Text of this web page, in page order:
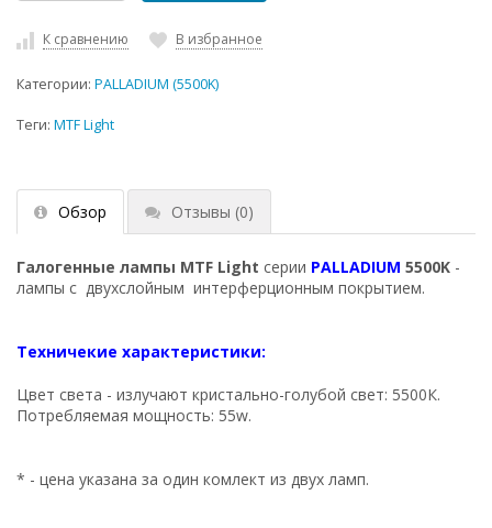
К сравнению В избранное
Категории: PALLADIUM (5500K)
Теги: MTF Light
Обзор Отзывы (0)
Галогенные лампы MTF Light серии PALLADIUM 5500K -
лампы с двухслойным интерферционным покрытием.
Техничекие характеристики:
Цвет света - излучают кристально-голубой свет: 5500К.
Потребляемая мощность: 55w.
* - цена указана за один комлект из двух ламп.